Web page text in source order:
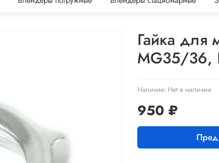
Наличие: Нет в наличии
Гайка для
MG35/36,
950 ₽